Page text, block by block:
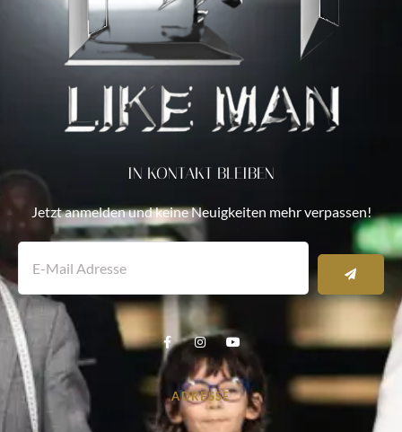
IN KONTAKT BLEIBEN
Jetzt anmelden und keine Neuigkeiten mehr verpassen!
ADRESSE